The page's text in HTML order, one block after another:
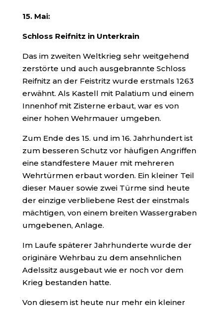
15. Mai:
Schloss Reifnitz in Unterkrain
Das im zweiten Weltkrieg sehr weitgehend
zerstörte und auch ausgebrannte Schloss
Reifnitz an der Feistritz wurde erstmals 1263
erwähnt. Als Kastell mit Palatium und einem
Innenhof mit Zisterne erbaut, war es von
einer hohen Wehrmauer umgeben.
Zum Ende des 15. und im 16. Jahrhundert ist
zum besseren Schutz vor häufigen Angriffen
eine standfestere Mauer mit mehreren
Wehrtürmen erbaut worden. Ein kleiner Teil
dieser Mauer sowie zwei Türme sind heute
der einzige verbliebene Rest der einstmals
mächtigen, von einem breiten Wassergraben
umgebenen, Anlage.
Im Laufe späterer Jahrhunderte wurde der
originäre Wehrbau zu dem ansehnlichen
Adelssitz ausgebaut wie er noch vor dem
Krieg bestanden hatte.
Von diesem ist heute nur mehr ein kleiner